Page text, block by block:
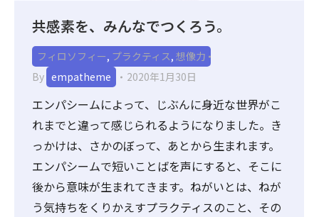
共感素を、みんなでつくろう。
フィロソフィー, プラクティス, 想像力
By empatheme 2020年1月30日
エンパシームによって、じぶんに身近な世界がこ
れまでと違って感じられるようになりました。き
っかけは、さかのぼって、あとから生まれます。
エンパシームで短いことばを声にすると、そこに
後から意味が生まれてきます。ねがいとは、ねが
う気持ちをくりかえすプラクティスのこと、その